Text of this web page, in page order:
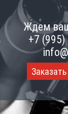
Ждем
+7
Заказать